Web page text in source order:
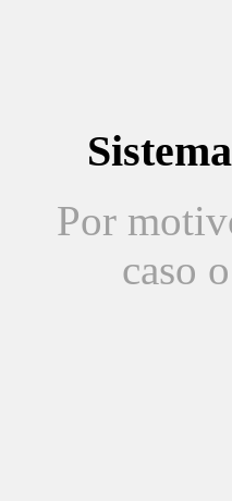
Por
caso